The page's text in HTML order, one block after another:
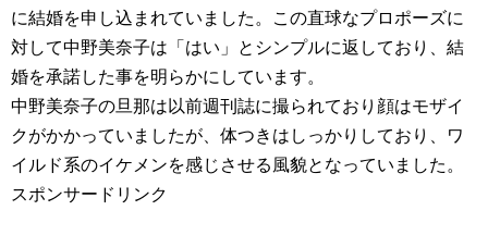
に結婚を申し込まれていました。この直球なプロポーズに
対して中野美奈子は「はい」とシンプルに返しており、結
婚を承諾した事を明らかにしています。
中野美奈子の旦那は以前週刊誌に撮られており顔はモザイ
クがかかっていましたが、体つきはしっかりしており、ワ
イルド系のイケメンを感じさせる風貌となっていました。
スポンサードリンク